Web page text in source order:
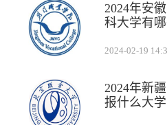
2024年安
科大学有
2024-02-19
2024年新
报什么大学